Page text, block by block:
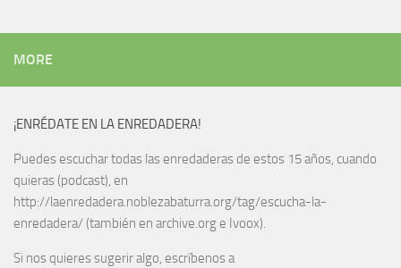
MORE
¡ENRÉDATE EN LA ENREDADERA!
Puedes escuchar todas las enredaderas de estos 15 años, cuando
quieras (podcast), en
http://laenredadera.noblezabaturra.org/tag/escucha-la-
enredadera/ (también en archive.org e Ivoox).
Si nos quieres sugerir algo, escríbenos a